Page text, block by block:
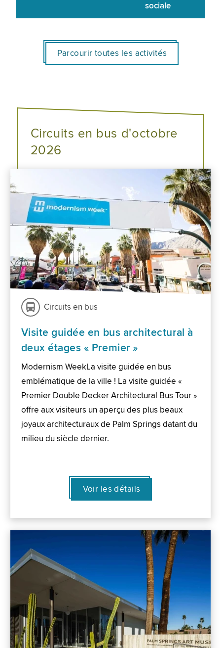
sociale
Parcourir toutes les activités
Circuits en bus d'octobre
2026
Circuits en bus
Visite guidée en bus architectural à
deux étages « Premier »
Modernism WeekLa visite guidée en bus
emblématique de la ville ! La visite guidée «
Premier Double Decker Architectural Bus Tour »
offre aux visiteurs un aperçu des plus beaux
joyaux architecturaux de Palm Springs datant du
milieu du siècle dernier.
Voir les détails